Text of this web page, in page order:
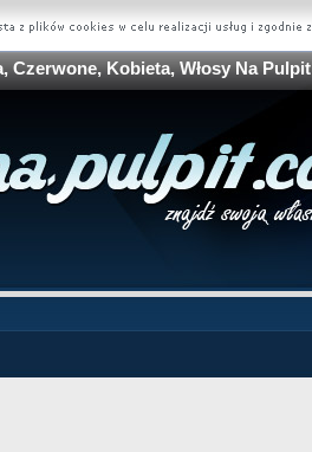
Czerwone, Kobieta, Włosy Na Pulpit